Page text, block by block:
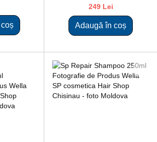
249 Lei
Adaugă în coș